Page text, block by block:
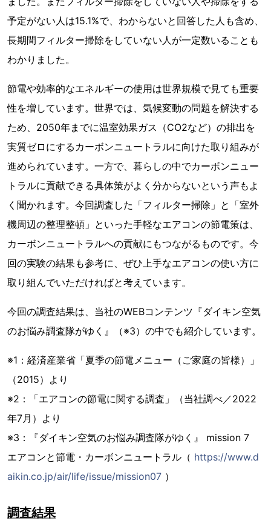
予定がない人は15.1%で、わからないと回答した人も含め、
長期間フィルター掃除をしていない人が一定数いることも
わかりました。
節電や効率的なエネルギーの使用は世界規模で見ても重要
性を増しています。世界では、気候変動の問題を解決する
ため、2050年までに温室効果ガス（CO2など）の排出を
実質ゼロにするカーボンニュートラルに向けた取り組みが
進められています。一方で、暮らしの中でカーボンニュー
トラルに貢献できる具体策がよく分からないという声もよ
く聞かれます。今回調査した「フィルター掃除」と「室外
機周辺の整理整頓」といった手軽なエアコンの節電策は、
カーボンニュートラルへの貢献にもつながるものです。今
回の実験の結果も参考に、ぜひ上手なエアコンの使い方に
取り組んでいただければと考えています。
今回の調査結果は、当社のWEBコンテンツ『ダイキン空気
のお悩み調査隊がゆく』（※3）の中でも紹介しています。
※1：経済産業省「夏季の節電メニュー（ご家庭の皆様）」
（2015）より
※2：「エアコンの節電に関する調査」（当社調べ／2022
年7月）より
※3：『ダイキン空気のお悩み調査隊がゆく』 mission 7
エアコンと節電・カーボンニュートラル（ https://www.d
aikin.co.jp/air/life/issue/mission07 ）
調査結果